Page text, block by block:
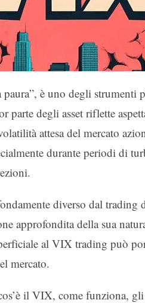
è uno degli strumenti
parte degli asset riflette
attesa del mercato
durante periodi di
diverso dal trading
approfondita della sua
al VIX trading può
mercato.
il VIX, come funziona,